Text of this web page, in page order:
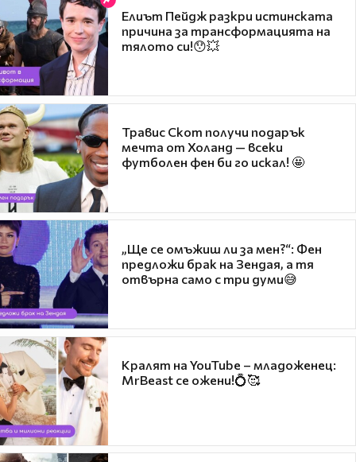
Елиът Пейдж разкри истинската
причина за трансформацията на
тялото си!😯💥
Травис Скот получи подарък
мечта от Холанд — всеки
футболен фен би го искал! 🤩
„Ще се омъжиш ли за мен?“: Фен
предложи брак на Зендая, а тя
отвърна само с три думи😅
Кралят на YouTube – младоженец:
MrBeast се ожени!💍🥰